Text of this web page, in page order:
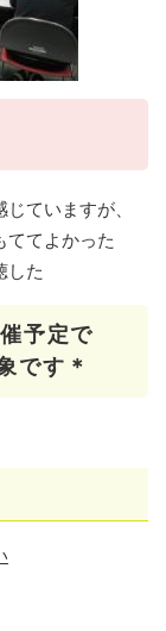
ていますが、
ててよかった
した
予定で
です＊